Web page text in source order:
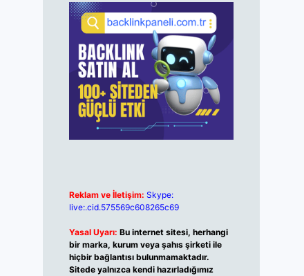
Reklam ve İletişim: Skype:
live:.cid.575569c608265c69
Yasal Uyarı: Bu internet sitesi, herhangi
bir marka, kurum veya şahıs şirketi ile
hiçbir bağlantısı bulunmamaktadır.
Sitede yalnızca kendi hazırladığımız